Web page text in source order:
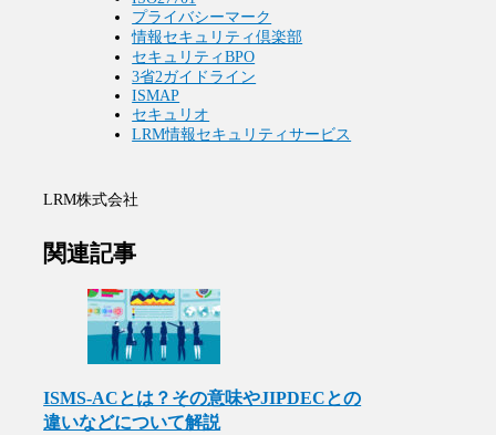
プライバシーマーク
情報セキュリティ倶楽部
セキュリティBPO
3省2ガイドライン
ISMAP
セキュリオ
LRM情報セキュリティサービス
LRM株式会社
関連記事
ISMS-ACとは？その意味やJIPDECとの
違いなどについて解説